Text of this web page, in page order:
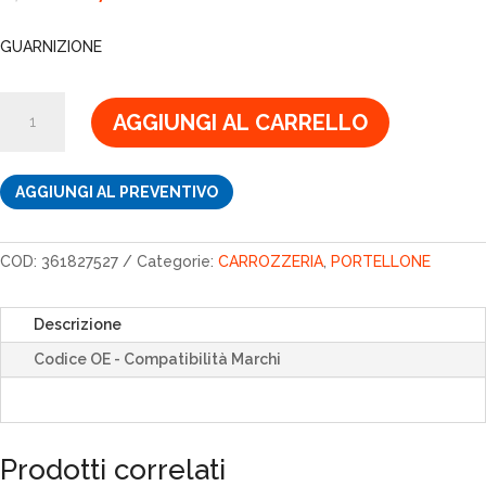
prezzo
originale
era:
GUARNIZIONE
GUARNIZIONE
quantità
AGGIUNGI AL CARRELLO
AGGIUNGI AL PREVENTIVO
COD: 361827527 Categorie: CARROZZERIA PORTELLONE
Descrizione
Codice OE - Compatibilità Marchi
Prodotti correlati